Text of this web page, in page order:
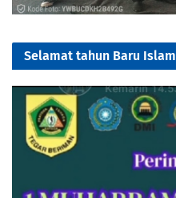
Selamat tahun Baru Islam